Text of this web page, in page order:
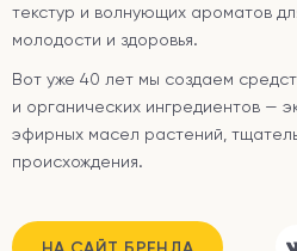
текстур и волнующих ароматов
молодости и здоровья.
Вот уже 40 лет мы создаем
и органических ингредиентов —
эфирных масел растений,
происхождения.